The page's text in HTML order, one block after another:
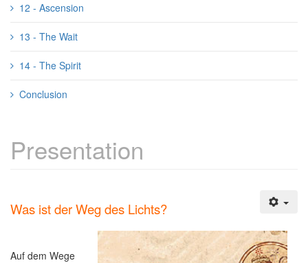
12 - Ascension
13 - The Wait
14 - The Spirit
Conclusion
Presentation
Was ist der Weg des Lichts?
Auf dem Wege